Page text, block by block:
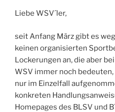
Liebe WSV´ler,
seit Anfang März gibt es
keinen organisierten
Lockerungen an, die aber
WSV immer noch
nur im Einzelfall
konkreten
Homepages des BLSV und